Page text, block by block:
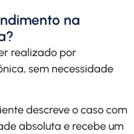
na
realizado por
sem necessidade
descreve o caso com
absoluta e recebe um